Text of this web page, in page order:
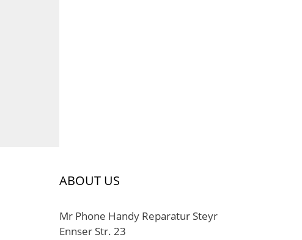
ABOUT US
Mr Phone Handy Reparatur Steyr
Ennser Str. 23